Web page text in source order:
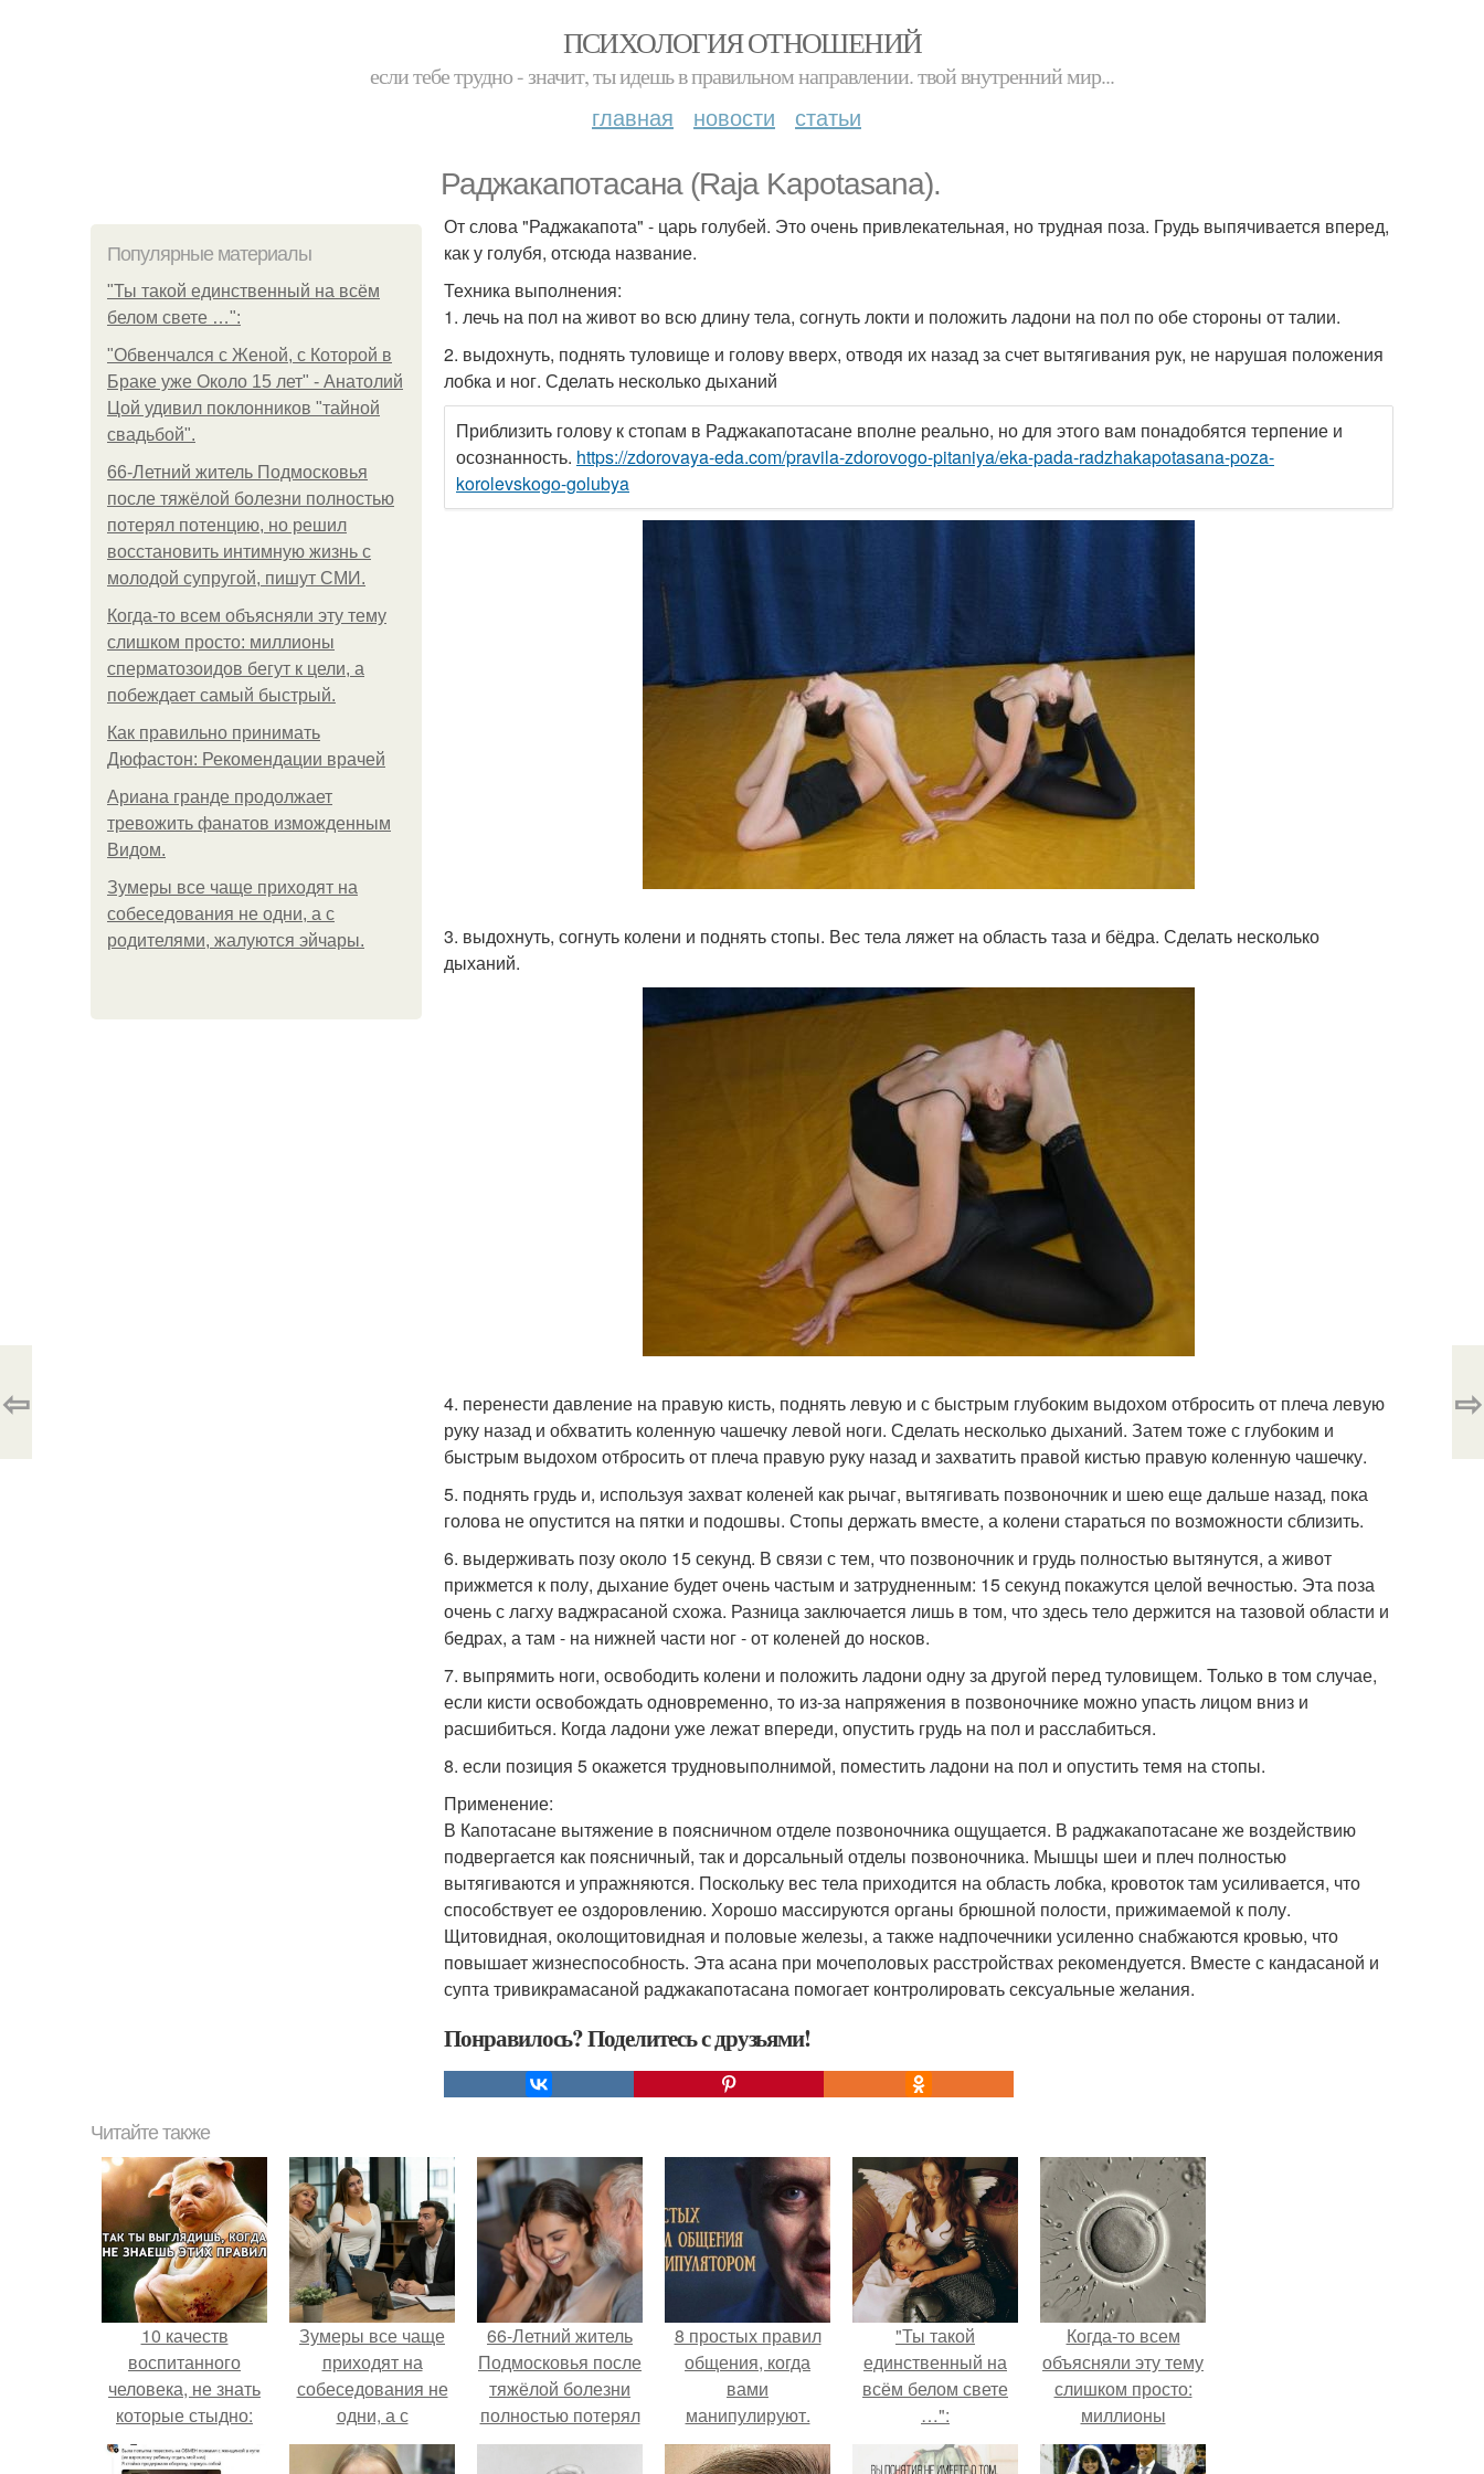
ПСИХОЛОГИЯ ОТНОШЕНИЙ
если тебе трудно - значит, ты идешь в правильном направлении. твой внутренний мир...
главная новости статьи
Раджакапотасана (Raja Kapotasana).
Популярные материалы
"Ты такой единственный на всём
белом свете …":
"Обвенчался с Женой, с Которой в
Браке уже Около 15 лет" - Анатолий
Цой удивил поклонников "тайной
свадьбой".
66-Летний житель Подмосковья
после тяжёлой болезни полностью
потерял потенцию, но решил
восстановить интимную жизнь с
молодой супругой, пишут СМИ.
Когда-то всем объясняли эту тему
слишком просто: миллионы
сперматозоидов бегут к цели, а
побеждает самый быстрый.
Как правильно принимать
Дюфастон: Рекомендации врачей
Ариана гранде продолжает
тревожить фанатов изможденным
Видом.
Зумеры все чаще приходят на
собеседования не одни, а с
родителями, жалуются эйчары.
От слова "Раджакапота" - царь голубей. Это очень привлекательная, но трудная поза. Грудь выпячивается вперед,
как у голубя, отсюда название.
Техника выполнения:
1. лечь на пол на живот во всю длину тела, согнуть локти и положить ладони на пол по обе стороны от талии.
2. выдохнуть, поднять туловище и голову вверх, отводя их назад за счет вытягивания рук, не нарушая положения
лобка и ног. Сделать несколько дыханий
Приблизить голову к стопам в Раджакапотасане вполне реально, но для этого вам понадобятся терпение и
осознанность. https://zdorovaya-eda.com/pravila-zdorovogo-pitaniya/eka-pada-radzhakapotasana-poza-
korolevskogo-golubya
3. выдохнуть, согнуть колени и поднять стопы. Вес тела ляжет на область таза и бёдра. Сделать несколько
дыханий.
4. перенести давление на правую кисть, поднять левую и с быстрым глубоким выдохом отбросить от плеча левую
руку назад и обхватить коленную чашечку левой ноги. Сделать несколько дыханий. Затем тоже с глубоким и
быстрым выдохом отбросить от плеча правую руку назад и захватить правой кистью правую коленную чашечку.
5. поднять грудь и, используя захват коленей как рычаг, вытягивать позвоночник и шею еще дальше назад, пока
голова не опустится на пятки и подошвы. Стопы держать вместе, а колени стараться по возможности сблизить.
6. выдерживать позу около 15 секунд. В связи с тем, что позвоночник и грудь полностью вытянутся, а живот
прижмется к полу, дыхание будет очень частым и затрудненным: 15 секунд покажутся целой вечностью. Эта поза
очень с лагху ваджрасаной схожа. Разница заключается лишь в том, что здесь тело держится на тазовой области и
бедрах, а там - на нижней части ног - от коленей до носков.
7. выпрямить ноги, освободить колени и положить ладони одну за другой перед туловищем. Только в том случае,
если кисти освобождать одновременно, то из-за напряжения в позвоночнике можно упасть лицом вниз и
расшибиться. Когда ладони уже лежат впереди, опустить грудь на пол и расслабиться.
8. если позиция 5 окажется трудновыполнимой, поместить ладони на пол и опустить темя на стопы.
Применение:
В Капотасане вытяжение в поясничном отделе позвоночника ощущается. В раджакапотасане же воздействию
подвергается как поясничный, так и дорсальный отделы позвоночника. Мышцы шеи и плеч полностью
вытягиваются и упражняются. Поскольку вес тела приходится на область лобка, кровоток там усиливается, что
способствует ее оздоровлению. Хорошо массируются органы брюшной полости, прижимаемой к полу.
Щитовидная, околощитовидная и половые железы, а также надпочечники усиленно снабжаются кровью, что
повышает жизнеспособность. Эта асана при мочеполовых расстройствах рекомендуется. Вместе с кандасаной и
супта тривикрамасаной раджакапотасана помогает контролировать сексуальные желания.
Понравилось? Поделитесь с друзьями!
⇦ ⇨
Читайте также
10 качеств
воспитанного
человека, не знать
которые стыдно:
Зумеры все чаще
приходят на
собеседования не
одни, а с
родителями,
жалуются эйчары.
66-Летний житель
Подмосковья после
тяжёлой болезни
полностью потерял
потенцию, но
решил
8 простых правил
общения, когда
вами
манипулируют.
"Ты такой
единственный на
всём белом свете
…":
Когда-то всем
объясняли эту тему
слишком просто:
миллионы
сперматозоидов
бегут к цели, а